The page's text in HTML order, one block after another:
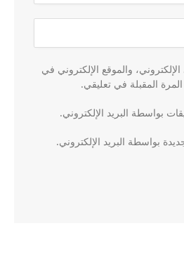
والموقع الإلكتروني في
المقبلة في تعليقي.
بواسطة البريد الإلكتروني.
بواسطة البريد الإلكتروني.